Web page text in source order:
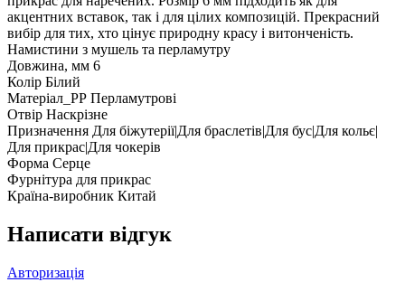
акцентних вставок, так і для цілих композицій. Прекрасний
вибір для тих, хто цінує природну красу і витонченість.
Намистини з мушель та перламутру
Довжина, мм 6
Колір Білий
Матеріал_РР Перламутрові
Отвір Наскрізне
Призначення Для біжутерії|Для браслетів|Для бус|Для кольє|
Для прикрас|Для чокерів
Форма Серце
Фурнітура для прикрас
Країна-виробник Китай
Написати відгук
Авторизація